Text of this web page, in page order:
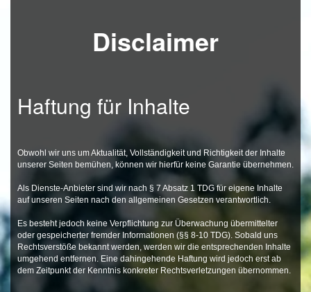
Disclaimer
Haftung für Inhalte
Obwohl wir uns um Aktualität, Vollständigkeit und Richtigkeit der Inhalte
unserer Seiten bemühen, können wir hierfür keine Garantie übernehmen.
Als Dienste-Anbieter sind wir nach § 7 Absatz 1 TDG für eigene Inhalte
auf unseren Seiten nach den allgemeinen Gesetzen verantwortlich.
Es besteht jedoch keine Verpflichtung zur Überwachung übermittelter
oder gespeicherter fremder Informationen (§§ 8-10 TDG). Sobald uns
Rechtsverstöße bekannt werden, werden wir die entsprechenden Inhalte
umgehend entfernen. Eine dahingehende Haftung wird jedoch erst ab
dem Zeitpunkt der Kenntnis konkreter Rechtsverletzungen übernommen.